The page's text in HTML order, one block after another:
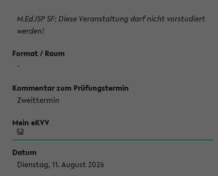
M.Ed.ISP SF: Diese Veranstaltung darf nicht vorstudiert
werden!
-
Zweittermin
Dienstag, 11. August 2026